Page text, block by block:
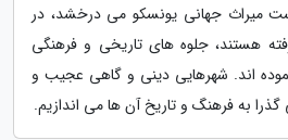
میراث جهانی یونسکو می درخشد، در
هستند، جلوه های تاریخی و فرهنگی
اند. شهرهایی دینی و گاهی عجیب و
به فرهنگ و تاریخ آن ها می اندازیم.